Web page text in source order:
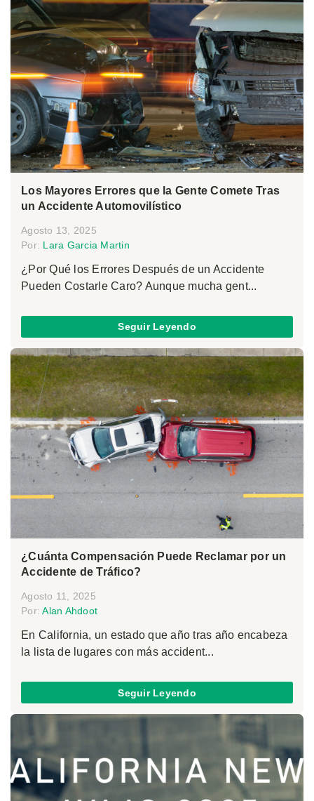
Los Mayores Errores que la Gente Comete Tras
un Accidente Automovilístico
Agosto 13, 2025
Por: Lara Garcia Martin
¿Por Qué los Errores Después de un Accidente
Pueden Costarle Caro? Aunque mucha gent...
Seguir Leyendo
¿Cuánta Compensación Puede Reclamar por un
Accidente de Tráfico?
Agosto 11, 2025
Por:Alan Ahdoot
En California, un estado que año tras año encabeza
la lista de lugares con más accident...
Seguir Leyendo